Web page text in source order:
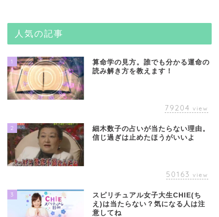
人気の記事
1
算命学の見方。誰でも分かる運命の
読み解き方を教えます！
79204 view
2
細木数子の占いが当たらない理由。
信じ過ぎは止めたほうがいいよ
50163 view
3
スピリチュアル女子大生CHIE(ち
え)は当たらない？気になる人は注
意してね